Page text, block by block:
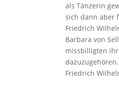
als Tänzerin
sich dann aber
Friedrich
Barbara von
missbilligten
Friedrich